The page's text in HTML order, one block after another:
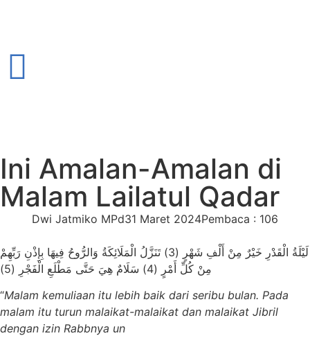
Ini Amalan-Amalan di
Malam Lailatul Qadar
Dwi Jatmiko MPd31 Maret 2024Pembaca : 106
لَيْلَةُ الْقَدْرِ خَيْرٌ مِنْ أَلْفِ شَهْرٍ (3) تَنَزَّلُ الْمَلَائِكَةُ وَالرُّوحُ فِيهَا بِإِذْنِ رَبِّهِمْ
مِنْ كُلِّ أَمْرٍ (4) سَلَامٌ هِيَ حَتَّى مَطْلَعِ الْفَجْرِ (5)
“Malam kemuliaan itu lebih baik dari seribu bulan. Pada
malam itu turun malaikat-malaikat dan malaikat Jibril
dengan izin Rabbnya un